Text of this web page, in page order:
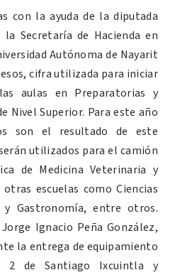
con la ayuda de la diputada
Secretaría de Hacienda en
Autónoma de Nayarit
cifra utilizada para iniciar
aulas en Preparatorias y
Nivel Superior. Para este año
son el resultado de este
utilizados para el camión
de Medicina Veterinaria y
escuelas como Ciencias
y Gastronomía, entre otros.
Ignacio Peña González,
la entrega de equipamiento
de Santiago Ixcuintla y